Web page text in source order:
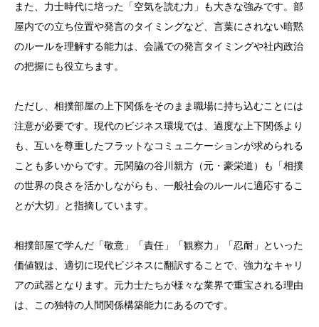
また、力士時代に培った「空気を読む力」も大きな強みです。部
屋内での立ち位置や発言のタイミングなど、言葉にされない暗黙
のルールを理解する能力は、会議での発言タイミングや社内政治
の把握にも役立ちます。
ただし、相撲部屋の上下関係をそのまま職場に持ち込むことには
注意が必要です。現代のビジネス環境では、過度な上下関係より
も、互いを尊重したフラットなコミュニケーションが求められる
ことも多いからです。元関脇の谷川親方（元・豪栄道）も「相撲
の世界の良さを活かしながらも、一般社会のルールに適応するこ
とが大切」と指摘しています。
相撲部屋で学んだ「敬意」「責任」「観察力」「忍耐」といった
価値観は、適切に現代ビジネスに翻訳することで、強力なキャリ
アの武器となります。元力士たちが様々な業界で重宝される理由
は、この独特の人間関係構築能力にあるのです。